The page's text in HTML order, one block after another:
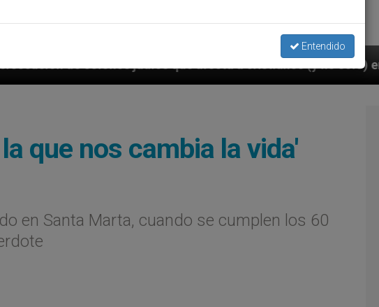
que afecta a cristianos (y no sólo) en Tierra Santa
que nos cambia la vida'
en Santa Marta, cuando se cumplen los 60
Entendido